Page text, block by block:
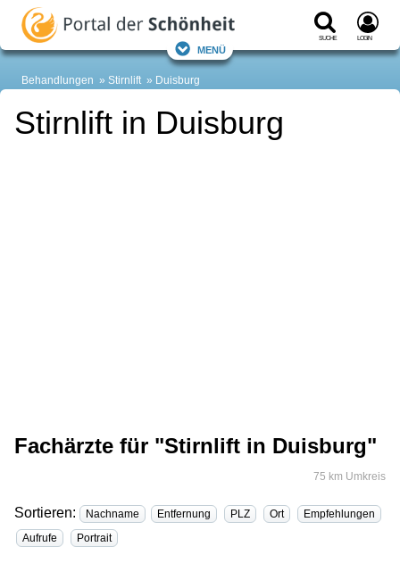
Suche Login
Menü
Behandlungen Stirnlift Duisburg
Stirnlift in Duisburg
Fachärzte für "Stirnlift in Duisburg"
75 km Umkreis
Sortieren: Nachname Entfernung PLZ Ort
Empfehlungen
Aufrufe
Portrait